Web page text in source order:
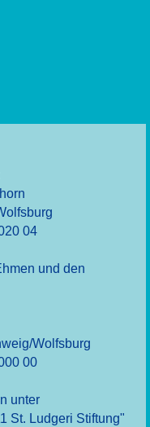
04
und den
Wolfsburg
00
unter
St. Ludgeri Stiftung"